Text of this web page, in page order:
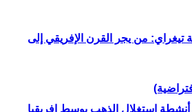
تيغراي: من يجر القرن الإفريقي إلى
أنشطة استغلال الذهب بوسط إفريقيا